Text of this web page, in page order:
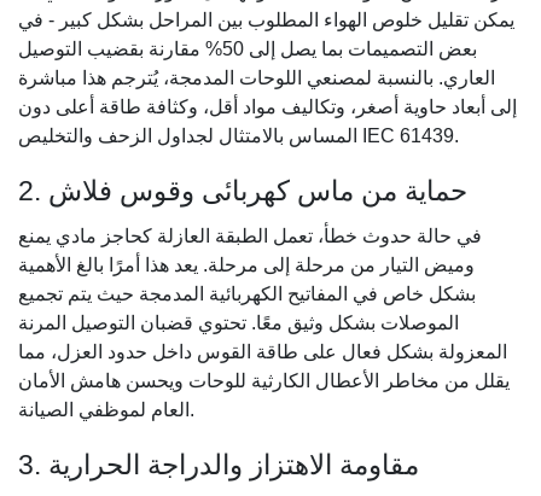
يمكن تقليل خلوص الهواء المطلوب بين المراحل بشكل كبير - في
بعض التصميمات بما يصل إلى 50% مقارنة بقضيب التوصيل
العاري. بالنسبة لمصنعي اللوحات المدمجة، يُترجم هذا مباشرة
إلى أبعاد حاوية أصغر، وتكاليف مواد أقل، وكثافة طاقة أعلى دون
المساس بالامتثال لجداول الزحف والتخليص IEC 61439.
2. حماية من ماس كهربائى وقوس فلاش
في حالة حدوث خطأ، تعمل الطبقة العازلة كحاجز مادي يمنع
وميض التيار من مرحلة إلى مرحلة. يعد هذا أمرًا بالغ الأهمية
بشكل خاص في المفاتيح الكهربائية المدمجة حيث يتم تجميع
الموصلات بشكل وثيق معًا. تحتوي قضبان التوصيل المرنة
المعزولة بشكل فعال على طاقة القوس داخل حدود العزل، مما
يقلل من مخاطر الأعطال الكارثية للوحات ويحسن هامش الأمان
العام لموظفي الصيانة.
3. مقاومة الاهتزاز والدراجة الحرارية